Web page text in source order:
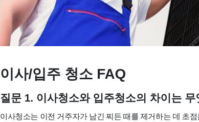
이사/입주 청소 FAQ
질문 1. 이사청소와 입주청소의 차이는
이사청소는 이전 거주자가 남긴 찌든 때를 제거하는 데 초